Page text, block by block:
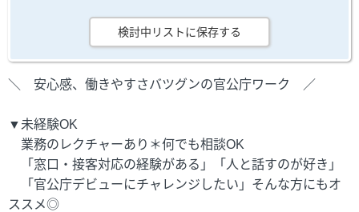
検討中リストに保存する
＼ 安心感、働きやすさバツグンの官公庁ワーク ／
▼未経験OK
業務のレクチャーあり＊何でも相談OK
「窓口・接客対応の経験がある」「人と話すのが好き」
「官公庁デビューにチャレンジしたい」そんな方にもオ
ススメ◎